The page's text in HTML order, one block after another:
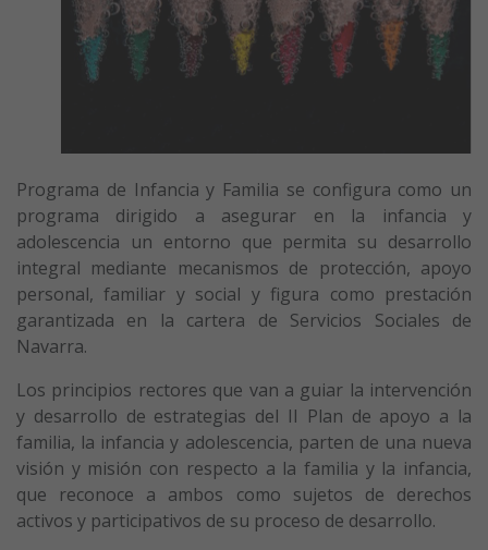
Programa de Infancia y Familia se configura como un
programa dirigido a asegurar en la infancia y
adolescencia un entorno que permita su desarrollo
integral mediante mecanismos de protección, apoyo
personal, familiar y social y figura como prestación
garantizada en la cartera de Servicios Sociales de
Navarra.
Los principios rectores que van a guiar la intervención
y desarrollo de estrategias del II Plan de apoyo a la
familia, la infancia y adolescencia, parten de una nueva
visión y misión con respecto a la familia y la infancia,
que reconoce a ambos como sujetos de derechos
activos y participativos de su proceso de desarrollo.